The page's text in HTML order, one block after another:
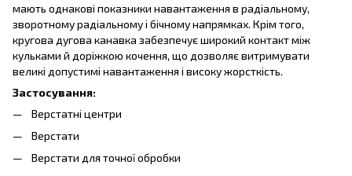
мають однакові показники навантаження в радіальному,
зворотному радіальному і бічному напрямках. Крім того,
кругова дугова канавка забезпечує широкий контакт між
кульками й доріжкою кочення, що дозволяє витримувати
великі допустимі навантаження і високу жорсткість.
Застосування:
Верстатні центри
Верстати
Верстати для точної обробки